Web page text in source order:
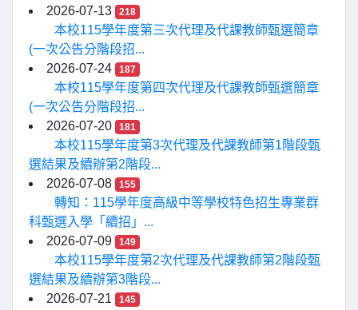
2026-07-13
218
本校115學年度第三次代理及代課教師甄選簡章
(一次公告分階段招...
2026-07-24
187
本校115學年度第四次代理及代課教師甄選簡章
(一次公告分階段招...
2026-07-20
181
本校115學年度第3次代理及代課教師第1階段甄
選結果及續辦第2階段...
2026-07-08
155
轉知：115學年度高級中等學校特色招生專業群
科甄選入學「續招」...
2026-07-09
149
本校115學年度第2次代理及代課教師第2階段甄
選結果及續辦第3階段...
2026-07-21
145